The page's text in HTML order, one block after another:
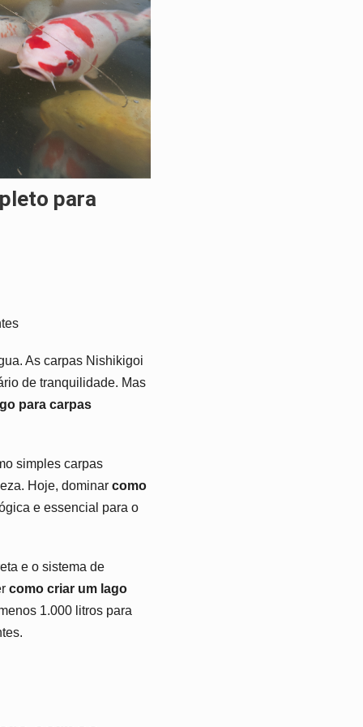
As carpas Nishikigoi
de tranquilidade. Mas
para carpas
simples carpas
Hoje, dominar como
e essencial para o
e o sistema de
como criar um lago
1.000 litros para